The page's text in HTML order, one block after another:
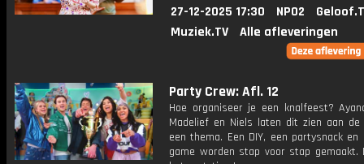
27-12-2025 17:30 NPO2
Muziek.TV
Alle afleveringen
Party Crew: Afl. 12
Hoe organiseer je een knalfeest?
Madelief en Niels laten dit zien aan de
een thema. Een DIY, een partysnack en
game worden stap voor stap gemaakt.